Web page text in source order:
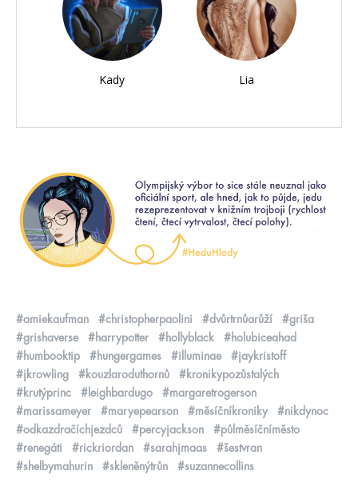
Kady Lia
#amiekaufman #christopherpaolini #dvůrtrnůarůží
#griša
#grishaverse
#harrypotter #hollyblack
#holubiceahad
#humbooktip
#hungergames #illuminae
#jaykristoff
#jkrowling
#kouzlaroduthornů
#kronikypozůstalých
#krutýprinc
#leighbardugo
#margaretrogerson
#marissameyer
#maryepearson #měsíčníkroniky
#nikdynoc
#odkazdračíchjezdců
#percyjackson
#půlměsíčníměsto
#renegáti
#rickriordan #sarahjmaas
#šestvran
#shelbymahurin
#skleněnýtrůn #suzannecollins